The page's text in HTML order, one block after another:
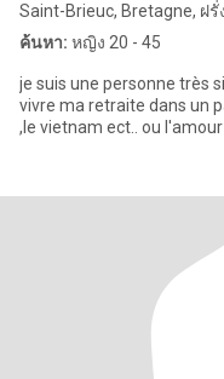
Saint-Brieuc, Bretagne, ฝรั่
ค้นหา: หญิง 20 - 45
je suis une personne très
vivre ma retraite dans un
,le vietnam ect.. ou